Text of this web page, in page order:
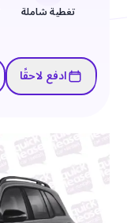
تغطية شاملة
ادفع لاحقًا